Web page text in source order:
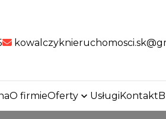
O firmieOferty UsługiKontakt